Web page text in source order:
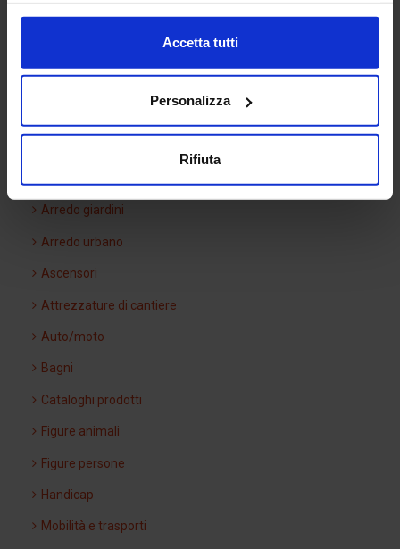
Accetta tutti
Personalizza
Rifiuta
Arredo giardini
Arredo urbano
Ascensori
Attrezzature di cantiere
Auto/moto
Bagni
Cataloghi prodotti
Figure animali
Figure persone
Handicap
Mobilità e trasporti